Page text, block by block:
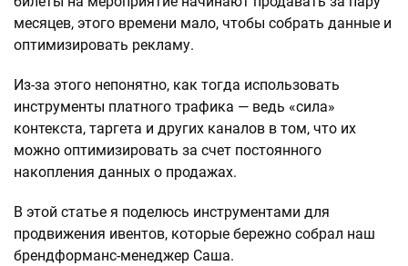
месяцев, этого времени мало, чтобы собрать данные и
оптимизировать рекламу.
Из-за этого непонятно, как тогда использовать
инструменты платного трафика — ведь «сила»
контекста, таргета и других каналов в том, что их
можно оптимизировать за счет постоянного
накопления данных о продажах.
В этой статье я поделюсь инструментами для
продвижения ивентов, которые бережно собрал наш
брендформанс-менеджер Саша.